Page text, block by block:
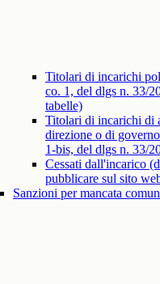
Titolari di incarichi
co. 1, del dlgs n. 33/
tabelle)
Titolari di incarichi di
direzione o di
1-bis, del dlgs n. 33/
Cessati dall'incarico
pubblicare sul sito
Sanzioni per mancata